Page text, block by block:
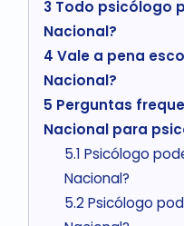
3Todo psicólogo
Nacional?
4 Vale a pena
Nacional?
5 Perguntas
Nacional para
5.1 Psicólogo
Nacional?
5.2Psicólogo